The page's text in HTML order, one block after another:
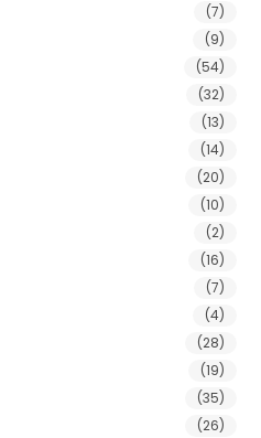
(7)
(9)
(54)
(32)
(13)
(14)
(20)
(10)
(2)
(16)
(7)
(4)
(28)
(19)
(35)
(26)